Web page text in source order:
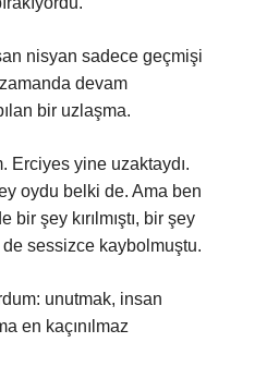
nisyan sadece geçmişi
devam
bir uzlaşma.
Erciyes yine uzaktaydı.
oydu belki de. Ama ben
bir şey kırılmıştı, bir şey
de sessizce kaybolmuştu.
unutmak, insan
en kaçınılmaz